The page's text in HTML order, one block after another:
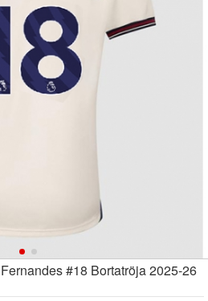
#18 Bortatröja 2025-26